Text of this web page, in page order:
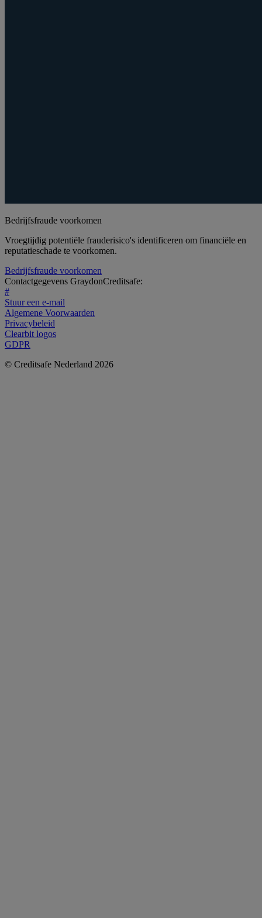
Bedrijfsfraude voorkomen
Vroegtijdig potentiële frauderisico's identificeren om financiële en
reputatieschade te voorkomen.
Bedrijfsfraude voorkomen
Contactgegevens GraydonCreditsafe:
#
Stuur een e-mail
Algemene Voorwaarden
Privacybeleid
Clearbit logos
GDPR
© Creditsafe Nederland 2026